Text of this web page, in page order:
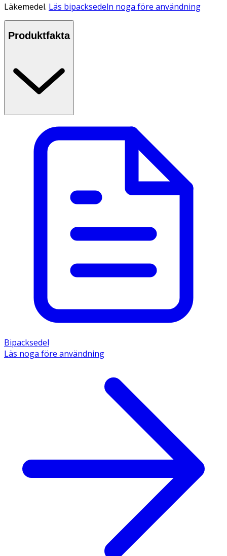
Läkemedel. Läs bipacksedeln noga före användning
Produktfakta
Bipacksedel
Läs noga före användning